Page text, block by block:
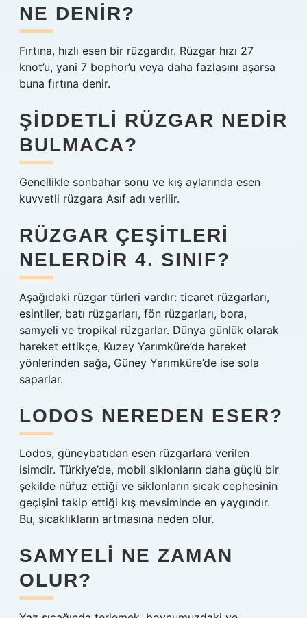
NE DENIR?
Fırtına, hızlı esen bir rüzgardır. Rüzgar hızı 27
knot’u, yani 7 bophor’u veya daha fazlasını aşarsa
buna fırtına denir.
ŞIDDETLI RÜZGAR NEDIR
BULMACA?
Genellikle sonbahar sonu ve kış aylarında esen
kuvvetli rüzgara Asıf adı verilir.
RÜZGAR ÇEŞITLERI
NELERDIR 4. SINIF?
Aşağıdaki rüzgar türleri vardır: ticaret rüzgarları,
esintiler, batı rüzgarları, fön rüzgarları, bora,
samyeli ve tropikal rüzgarlar. Dünya günlük olarak
hareket ettikçe, Kuzey Yarımküre’de hareket
yönlerinden sağa, Güney Yarımküre’de ise sola
saparlar.
LODOS NEREDEN ESER?
Lodos, güneybatıdan esen rüzgarlara verilen
isimdir. Türkiye’de, mobil siklonların daha güçlü bir
şekilde nüfuz ettiği ve siklonların sıcak cephesinin
geçişini takip ettiği kış mevsiminde en yaygındır.
Bu, sıcaklıkların artmasına neden olur.
SAMYELI NE ZAMAN
OLUR?